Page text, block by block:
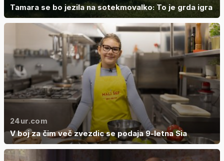
Tamara se bo jezila na sotekmovalko: To je grda igra
24ur.com
V boj za čim več zvezdic se podaja 9-letna Sia